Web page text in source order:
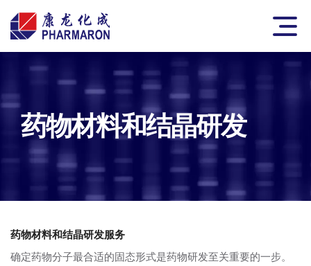
Skip to content
Pharmaron
药物材料和结晶研发
药物材料和结晶研发服务
确定药物分子最合适的固态形式是药物研发至关重要的一步。